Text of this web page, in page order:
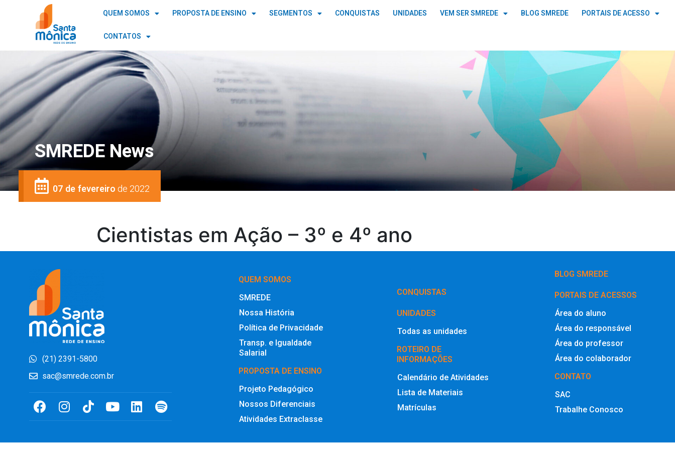
QUEM SOMOS PROPOSTA DE ENSINO SEGMENTOS CONQUISTAS UNIDADES VEM SER SMREDE BLOG SMREDE PORTAIS DE ACESSO
CONTATOS
SMREDE News
07 de fevereirode 2022
Cientistas em Ação – 3º e 4º ano
(21) 2391-5800
sac@smrede.com.br
QUEM SOMOS
SMREDE
Nossa História
Política de Privacidade
Transp. e Igualdade
Salarial
PROPOSTA DE ENSINO
Projeto Pedagógico
Nossos Diferenciais
Atividades Extraclasse
‎CONQUISTAS
UNIDADES
Todas as unidades
ROTEIRO DE
INFORMAÇÕES
Calendário de Atividades
Lista de Materiais
Matrículas
BLOG SMREDE
PORTAIS DE ACESSOS
Área do aluno
Área do responsável
Área do professor
Área do colaborador
CONTATO
SAC
Trabalhe Conosco